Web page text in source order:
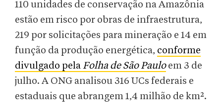
110 unidades de conservação na Amazônia
estão em risco por obras de infraestrutura,
219 por solicitações para mineração e 14 em
função da produção energética, conforme
divulgado pelaFolha de São Pauloem 3 de
julho. A ONG analisou 316 UCs federais e
estaduais que abrangem 1,4 milhão de km².